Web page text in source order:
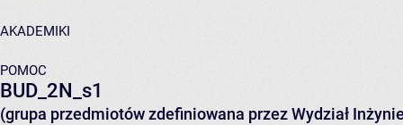
AKADEMIKI
POMOC
BUD_2N_s1
(grupa przedmiotów zdefiniowana przez Wydział